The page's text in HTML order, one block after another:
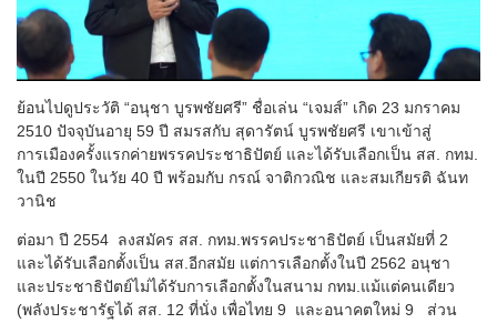
ย้อนไปดูประวัติ “อนุชา บูรพชัยศรี” ชื่อเล่น “เจมส์” เกิด 23 มกราคม
2510 ปัจจุบันอายุ 59 ปี สมรสกับ สุดารัตน์ บูรพชัยศรี เขาเข้าสู่
การเมืองครั้งแรกค่ายพรรคประชาธิปัตย์ และได้รับเลือกเป็น สส. กทม.
ในปี 2550 ในวัย 40 ปี พร้อมกับ กรณ์ จาติกวณิช และสมเกียรติ ฉันท
วานิช
ต่อมา ปี 2554 ลงสมัคร สส. กทม.พรรคประชาธิปัตย์ เป็นสมัยที่ 2
และได้รับเลือกตั้งเป็น สส.อีกสมัย แต่การเลือกตั้งในปี 2562 อนุชา
และประชาธิปัตย์ไม่ได้รับการเลือกตั้งในสนาม กทม.แม้แต่คนเดียว
(พลังประชารัฐได้ สส. 12 ที่นั่ง เพื่อไทย 9 และอนาคตใหม่ 9 ส่วน